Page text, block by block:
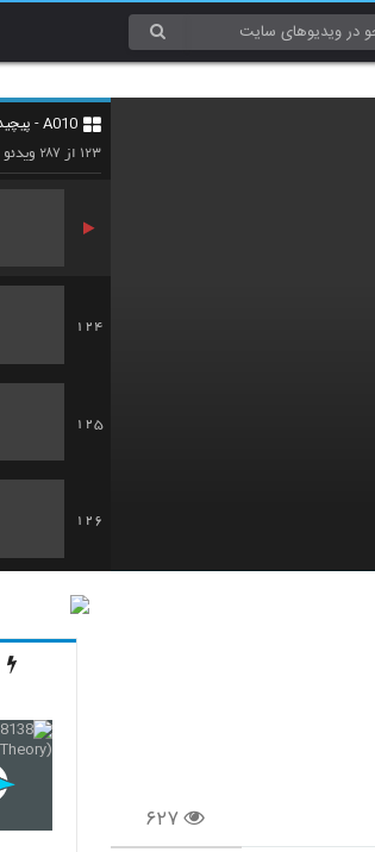
A010 - پیچیدگی (Complexity)
۱۲۳ از ۲۸۷ ویدئو
122
124
125
126
127
۶۲۷